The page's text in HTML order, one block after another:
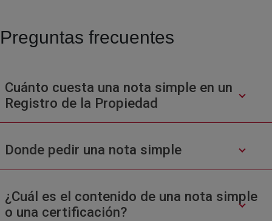
Preguntas frecuentes
Cuánto cuesta una nota simple en un
Registro de la Propiedad
Donde pedir una nota simple
¿Cuál es el contenido de una nota simple
o una certificación?